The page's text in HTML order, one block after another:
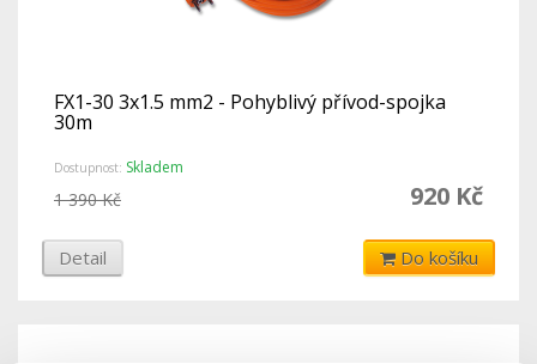
FX1-30 3x1.5 mm2 - Pohyblivý přívod-spojka
30m
Dostupnost: Skladem
920 Kč
1 390 Kč
Detail Do košíku